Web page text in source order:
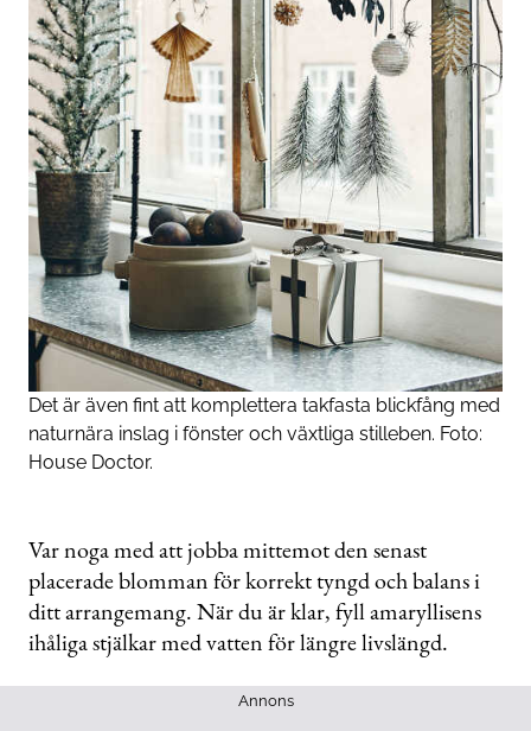
Det är även fint att komplettera takfasta blickfång med
naturnära inslag i fönster och växtliga stilleben. Foto:
House Doctor.
Var noga med att jobba mittemot den senast
placerade blomman för korrekt tyngd och balans i
ditt arrangemang. När du är klar, fyll amaryllisens
ihåliga stjälkar med vatten för längre livslängd.
Annons